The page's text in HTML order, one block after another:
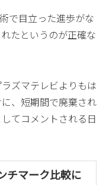
で目立った進歩がな
たというのが正確な
ズマテレビよりもは
、短期間で廃棄され
てコメントされる日
チマーク比較に